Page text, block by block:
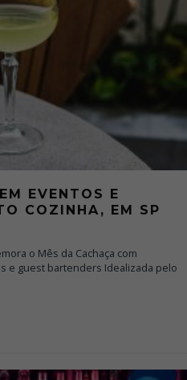
EVENTOS E
COZINHA, EM SP
o Mês da Cachaça com
e guest bartenders Idealizada pelo